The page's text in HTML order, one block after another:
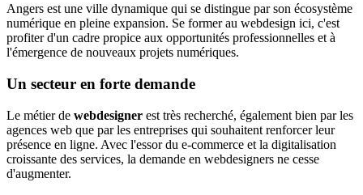
Angers est une ville dynamique qui se distingue par son écosystème
numérique en pleine expansion. Se former au webdesign ici, c'est
profiter d'un cadre propice aux opportunités professionnelles et à
l'émergence de nouveaux projets numériques.
Un secteur en forte demande
Le métier de webdesigner est très recherché, également bien par les
agences web que par les entreprises qui souhaitent renforcer leur
présence en ligne. Avec l'essor du e-commerce et la digitalisation
croissante des services, la demande en webdesigners ne cesse
d'augmenter.